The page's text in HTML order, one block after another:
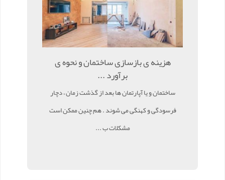
هزینه ی بازسازی ساختمان و نحوه ی
برآورد ...
ساختمان و یا آپارتمان ها بعد از گذشت زمان ، دچار
فرسودگی و کهنگی می شوند . هم چنین ممکن است
مشکلات ب ...